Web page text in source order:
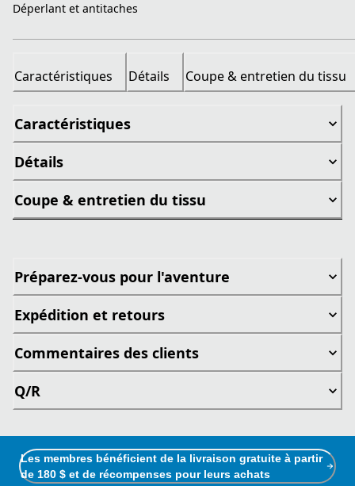
Déperlant et antitaches
Caractéristiques Détails Coupe & entretien du tissu
Caractéristiques
Détails
Coupe & entretien du tissu
Préparez-vous pour l'aventure
Expédition et retours
Commentaires des clients
Q/R
Les membres bénéficient de la livraison gratuite à partir
de 180 $ et de récompenses pour leurs achats